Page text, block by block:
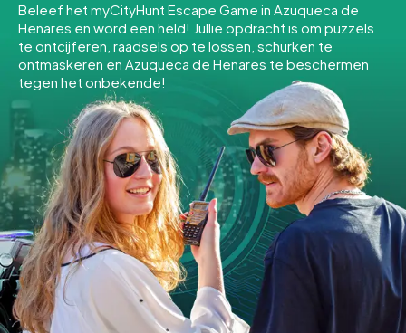
Teamevenement
Tickets
INT AT CH
DE
ES
FR UK
IE
IT
NL
Boek tickets
Koop cadeaubonnen
Beleef het myCityHunt Escape Game in Azuqueca de
Henares en word een held! Jullie opdracht is om puzzels
te ontcijferen, raadsels op te lossen, schurken te
ontmaskeren en Azuqueca de Henares te beschermen
tegen het onbekende!